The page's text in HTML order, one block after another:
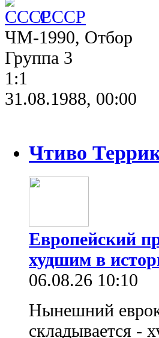
СССР
ЧМ-1990, Отбор
Группа 3
1:1
31.08.1988, 00:00
Чтиво
Европейский
худшим в
06.08.26 10:10
Нынешний
складывается -